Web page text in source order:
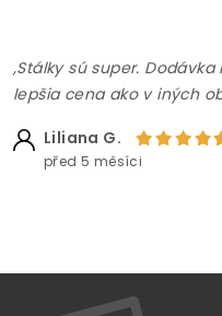
,Stálky sú super.
lepšia cena ako v iných
Liliana G.
před 5 měsíci